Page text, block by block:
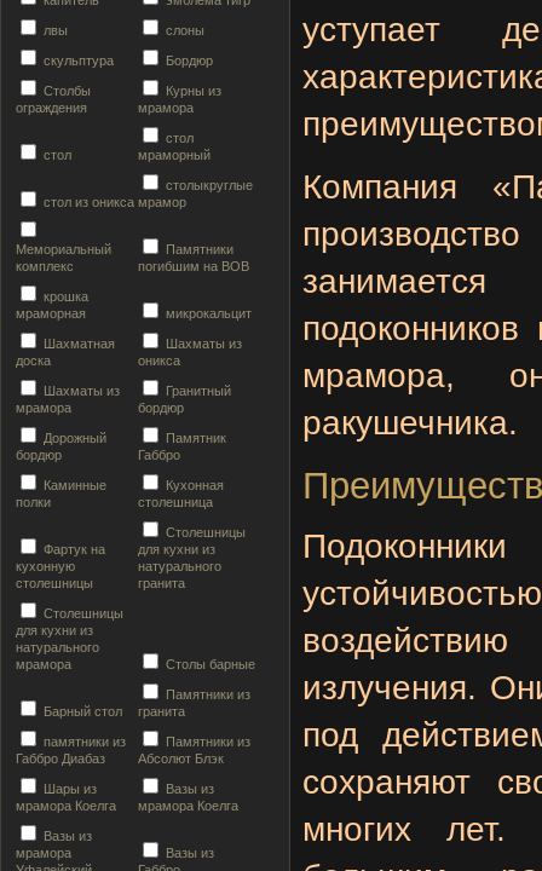
лвы слоны
скульптура Бордюр
Столбы
ограждения
Курны из
мрамора
стол
стол
мраморный
стол из оникса
столыкруглые
мрамор
Мемориальный
комплекс
Памятники
погибшим на ВОВ
крошка
мраморная
микрокальцит
Шахматная
доска
Шахматы из
оникса
Шахматы из
мрамора
Гранитный
бордюр
Дорожный
бордюр
Памятник
Габбро
Каминные
полки
Кухонная
столешница
Фартук на
кухонную
столешницы
Столешницы
для кухни из
натурального
гранита
Столешницы
для кухни из
натурального
мрамора
Столы барные
Барный стол
Памятники из
гранита
памятники из
Габбро Диабаз
Памятники из
Абсолют Блэк
Шары из
мрамора Коелга
Вазы из
мрамора Коелга
Вазы из
мрамора
Вазы из
уступает
Компания
мрамора,
ракушечника.
излучения.
под
сохраняют
многих лет.